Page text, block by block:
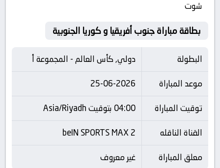
شوت
بطاقة مباراة جنوب أفريقيا و كوريا الجنوبية
البطولة
دولي, كأس العالم - المجموعة أ
موعد المباراة
25-06-2026
توقيت المباراة
04:00 بتوقيت Asia/Riyadh
القناة الناقله
beIN SPORTS MAX 2
معلق المباراة
غير معروف